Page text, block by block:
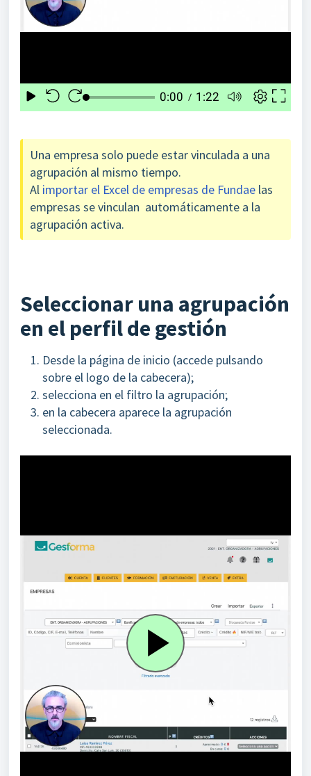
Una empresa solo puede estar vinculada a una
agrupación al mismo tiempo.
Al importar el Excel de empresas de Fundae las
empresas se vinculan automáticamente a la
agrupación activa.
Seleccionar una agrupación
en el perfil de gestión
Desde la página de inicio (accede pulsando
sobre el logo de la cabecera);
selecciona en el filtro la agrupación;
en la cabecera aparece la agrupación
seleccionada.